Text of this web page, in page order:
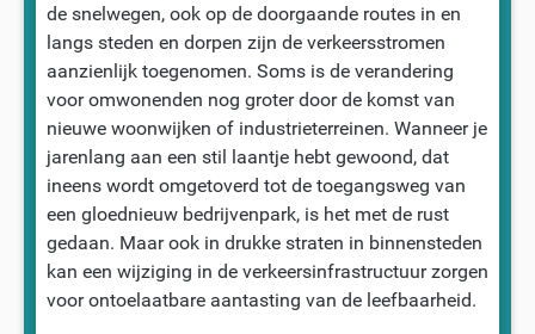
de snelwegen, ook op de doorgaande routes in en
langs steden en dorpen zijn de verkeersstromen
aanzienlijk toegenomen. Soms is de verandering
voor omwonenden nog groter door de komst van
nieuwe woonwijken of industrieterreinen. Wanneer je
jarenlang aan een stil laantje hebt gewoond, dat
ineens wordt omgetoverd tot de toegangsweg van
een gloednieuw bedrijvenpark, is het met de rust
gedaan. Maar ook in drukke straten in binnensteden
kan een wijziging in de verkeersinfrastructuur zorgen
voor ontoelaatbare aantasting van de leefbaarheid.